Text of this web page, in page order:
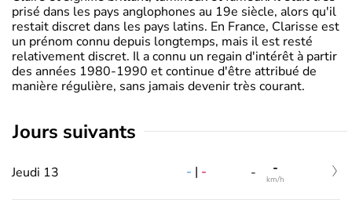
prisé dans les pays anglophones au 19e siècle, alors qu'il
restait discret dans les pays latins. En France, Clarisse est
un prénom connu depuis longtemps, mais il est resté
relativement discret. Il a connu un regain d'intérêt à partir
des années 1980-1990 et continue d'être attribué de
manière régulière, sans jamais devenir très courant.
jours suivants
Jeudi 13 - | - - -
km/h